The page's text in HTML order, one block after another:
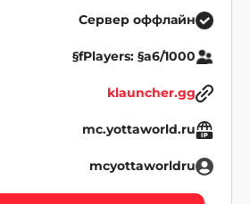
Сервер оффлайн
§fPlayers: §a6/1000
klauncher.gg
mc.yottaworld.ru
mcyottaworldru